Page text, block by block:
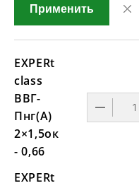
Применить
EXPERt
class
ВВГ-
Пнг(А)
2×1,5ок
- 0,66
EXPERt